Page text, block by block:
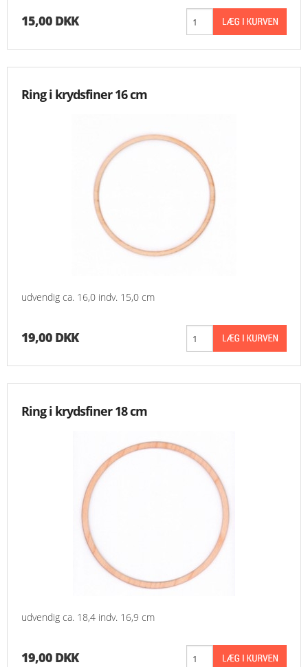
15,00 DKK
Ring i krydsfiner 16 cm
udvendig ca. 16,0 indv. 15,0 cm
19,00 DKK
Ring i krydsfiner 18 cm
udvendig ca. 18,4 indv. 16,9 cm
19,00 DKK